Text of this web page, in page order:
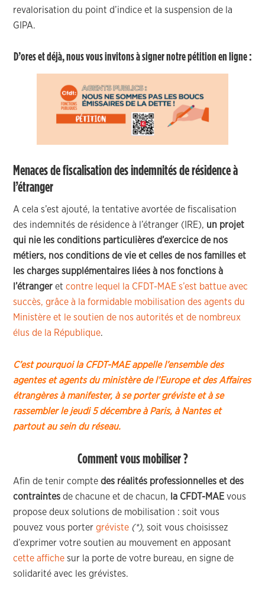
revalorisation du point d’indice et la suspension de la
GIPA.
D’ores et déjà, nous vous invitons à signer notre pétition en ligne :
Menaces de fiscalisation des indemnités de résidence à
l’étranger
A cela s’est ajouté, la tentative avortée de fiscalisation
des indemnités de résidence à l’étranger (IRE), un projet
qui nie les conditions particulières d’exercice de nos
métiers, nos conditions de vie et celles de nos familles et
les charges supplémentaires liées à nos fonctions à
l’étrangeretcontre lequel la CFDT-MAE s’est battue avec
succès, grâce à la formidable mobilisation des agents du
Ministère et le soutien de nos autorités et de nombreux
élus de la République.
C’est pourquoi la CFDT-MAE appelle l’ensemble des
agentes et agents du ministère de l’Europe et des Affaires
étrangères à manifester, à se porter gréviste et à se
rassembler le jeudi 5 décembre à Paris, à Nantes et
partout au sein du réseau.
Comment vous mobiliser ?
Afin de tenir comptedes réalités professionnelles et des
contraintes de chacune et de chacun, la CFDT-MAE vous
propose deux solutions de mobilisation : soit vous
pouvez vous portergréviste (*), soit vous choisissez
d’exprimer votre soutien au mouvement en apposant
cette affiche sur la porte de votre bureau, en signe de
solidarité avec les grévistes.